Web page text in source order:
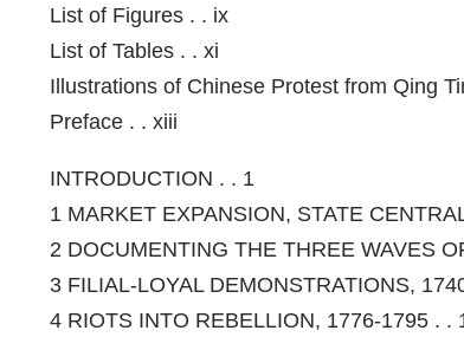
List of Figures . . ix
List of Tables . . xi
Illustrations of Chinese Protest from Qing
Preface . . xiii
INTRODUCTION . . 1
1 MARKET EXPANSION, STATE
2 DOCUMENTING THE THREE WAVES
3 FILIAL-LOYAL DEMONSTRATIONS,
4 RIOTS INTO REBELLION, 1776-1795 . .